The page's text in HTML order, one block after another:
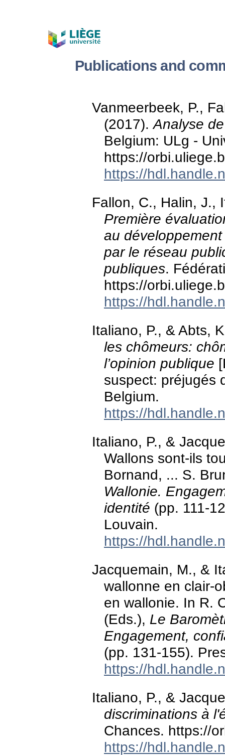
Publications and
Vanmeerbeek, P.,
(2017).Analyse
Belgium: ULg -
https://
https://
Fallon, C., Halin, J.,
Première
au
par le réseau
publiques.
https://
https://
Italiano, P., & Abts,
les chômeurs:
l’opinion publique
suspect: préjugés
Belgium.
https://
Italiano, P., &
Wallons sont-ils
Bornand, ... S.
Wallonie.
identité (pp. 111-
Louvain.
https://
Jacquemain, M., &
wallonne en clair-
en wallonie. In R.
(Eds.), Le
Engagement,
(pp. 131-155).
https://
Italiano, P., &
discriminations à
Chances. https://
https://